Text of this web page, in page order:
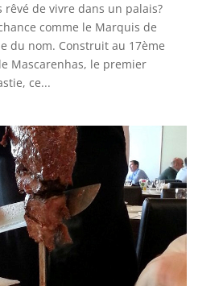
rêvé de vivre dans un palais?
comme le Marquis de
du nom. Construit au 17ème
Mascarenhas, le premier
ce...